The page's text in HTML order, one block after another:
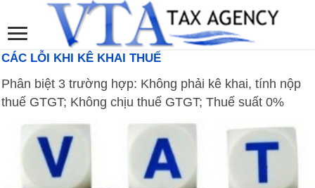
CÁC LỖI KHI KÊ KHAI THUẾ
Phân biệt 3 trường hợp: Không phải kê khai, tính nộp
thuế GTGT; Không chịu thuế GTGT; Thuế suất 0%